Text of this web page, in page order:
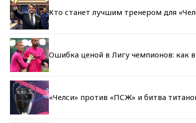
Кто станет лучшим тренером для
Ошибка ценой в Лигу чемпионов: как
«Челси» против «ПСЖ» и битва